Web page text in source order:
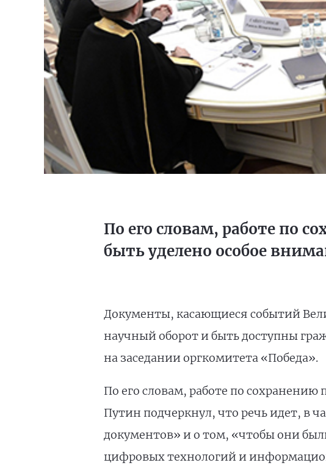
По его словам, работе по
быть уделено особое
Документы, касающиеся событий
научный оборот и быть доступны
на заседании оргкомитета «Победа».
По его словам, работе по
Путин подчеркнул, что речь идет, в
документов» и о том, «чтобы они
цифровых технологий и